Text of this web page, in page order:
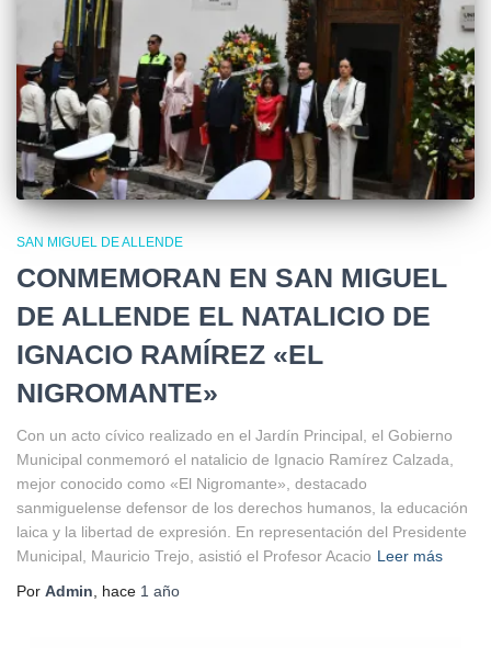
SAN MIGUEL DE ALLENDE
CONMEMORAN EN SAN MIGUEL
DE ALLENDE EL NATALICIO DE
IGNACIO RAMÍREZ «EL
NIGROMANTE»
Con un acto cívico realizado en el Jardín Principal, el Gobierno
Municipal conmemoró el natalicio de Ignacio Ramírez Calzada,
mejor conocido como «El Nigromante», destacado
sanmiguelense defensor de los derechos humanos, la educación
laica y la libertad de expresión. En representación del Presidente
Municipal, Mauricio Trejo, asistió el Profesor Acacio Leer más
Por Admin, hace 1 año